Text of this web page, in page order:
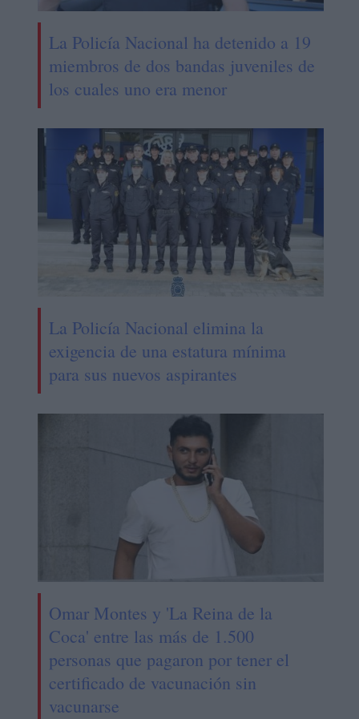
La Policía Nacional ha detenido a 19
miembros de dos bandas juveniles de
los cuales uno era menor
La Policía Nacional elimina la
exigencia de una estatura mínima
para sus nuevos aspirantes
Omar Montes y 'La Reina de la
Coca' entre las más de 1.500
personas que pagaron por tener el
certificado de vacunación sin
vacunarse